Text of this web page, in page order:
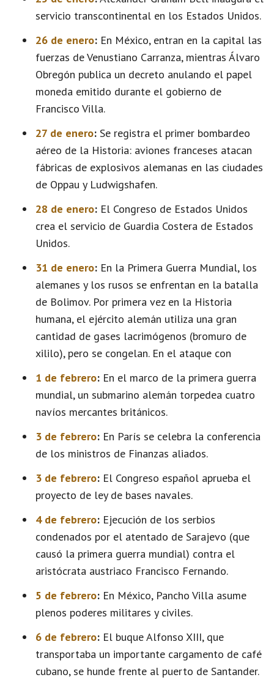
servicio transcontinental en los Estados Unidos.
26 de enero: En México, entran en la capital las
fuerzas de Venustiano Carranza, mientras Álvaro
Obregón publica un decreto anulando el papel
moneda emitido durante el gobierno de
Francisco Villa.
27 de enero: Se registra el primer bombardeo
aéreo de la Historia: aviones franceses atacan
fábricas de explosivos alemanas en las ciudades
de Oppau y Ludwigshafen.
28 de enero: El Congreso de Estados Unidos
crea el servicio de Guardia Costera de Estados
Unidos.
31 de enero: En la Primera Guerra Mundial, los
alemanes y los rusos se enfrentan en la batalla
de Bolimov. Por primera vez en la Historia
humana, el ejército alemán utiliza una gran
cantidad de gases lacrimógenos (bromuro de
xililo), pero se congelan. En el ataque con
1 de febrero: En el marco de la primera guerra
mundial, un submarino alemán torpedea cuatro
navíos mercantes británicos.
3 de febrero: En París se celebra la conferencia
de los ministros de Finanzas aliados.
3 de febrero: El Congreso español aprueba el
proyecto de ley de bases navales.
4 de febrero: Ejecución de los serbios
condenados por el atentado de Sarajevo (que
causó la primera guerra mundial) contra el
aristócrata austriaco Francisco Fernando.
5 de febrero: En México, Pancho Villa asume
plenos poderes militares y civiles.
6 de febrero: El buque Alfonso XIII, que
transportaba un importante cargamento de café
cubano, se hunde frente al puerto de Santander.